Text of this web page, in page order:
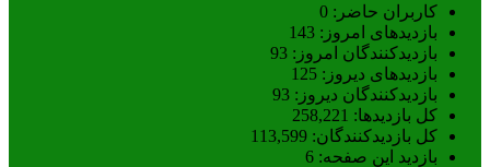
کاربران حاضر: 0
بازدیدهای امروز: 143
بازدیدکنندگان امروز: 93
بازدیدهای دیروز: 125
بازدیدکنندگان دیروز: 93
کل بازدیدها: 258,221
کل بازدیدکنند‌گان: 113,599
بازدید این صفحه: 6